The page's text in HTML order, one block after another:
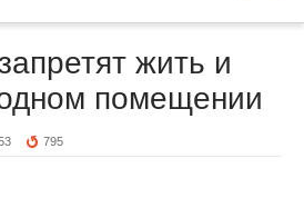
жить и
помещении
795